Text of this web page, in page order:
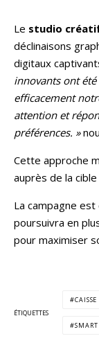
Le studio créatif
déclinaisons
digitaux
innovants ont
efficacement
attention et
préférences. »
Cette approche
auprès de la cible
La campagne
poursuivra en
pour maximiser
ÉTIQUETTES